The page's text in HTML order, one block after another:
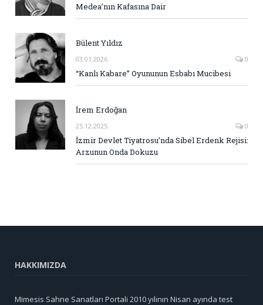
Medea’nın Kafasına Dair
Bülent Yıldız
03.01.2026 0
“Kanlı Kabare” Oyununun Esbabı Mucibesi
İrem Erdoğan
25.12.2025 0
İzmir Devlet Tiyatrosu’nda Sibel Erdenk Rejisi:
Arzunun Onda Dokuzu
HAKKIMIZDA
Mimesis Sahne Sanatları Portali 2010 yılının Nisan ayında test